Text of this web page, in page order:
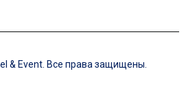
& Event. Все права защищены.